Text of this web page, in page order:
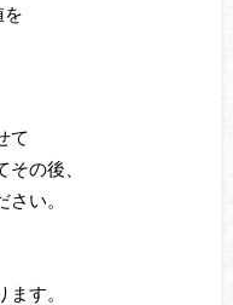
を
て
の後、
い。
す。